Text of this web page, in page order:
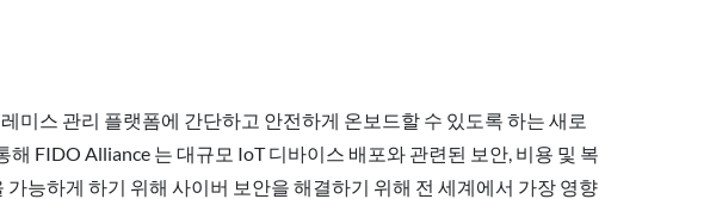
미스 관리 플랫폼에 간단하고 안전하게 온보드할 수 있도록 하는 새로
FIDO Alliance 는 대규모 IoT 디바이스 배포와 관련된 보안, 비용 및 복
능하게 하기 위해 사이버 보안을 해결하기 위해 전 세계에서 가장 영향